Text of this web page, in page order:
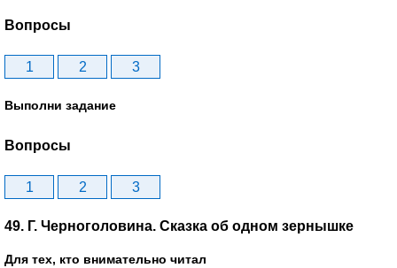
Вопросы
1 2 3
Выполни задание
Вопросы
1 2 3
49. Г. Черноголовина. Сказка об одном зернышке
Для тех, кто внимательно читал